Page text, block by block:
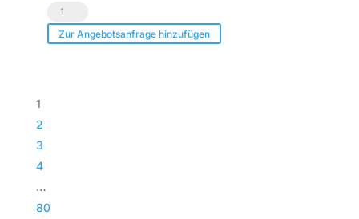
Voice
Acoustic
Zur Angebotsanfrage hinzufügen
1
2
3
4
…
80